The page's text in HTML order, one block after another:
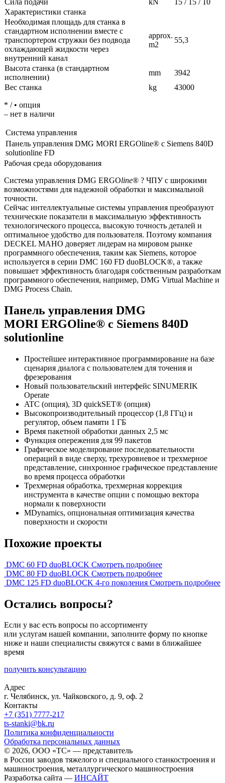
Сила подачи kN
15 / 15 / 10
Характеристики станка
Необходимая площадь для станка в
стандартном исполнении вместе с
транспортером стружки без подвода
охлаждающей жидкости через
внутренний канал
approx.
m2
55,3
Высота станка (в стандартном
исполнении)
mm
3942
Вес станка
kg 43000
* / • опция
– нет в наличи
Система управления
Панель управления DMG MORI ERGOline® с Siemens 840D
solutionline FD
Рабочая среда оборудования
Система управления DMG ERGOline® ? ЧПУ с широкими
возможностями для надежной обработки и максимальной
точности.
Сейчас интеллектуальные системы управления преобразуют
технические показатели в максимальную эффективность
технологического процесса, высокую точность деталей и
оптимальное удобство для пользователя. Поэтому компания
DECKEL MAHO доверяет лидерам на мировом рынке
программного обеспечения, таким как Siemens, которое
используется в серии DMC 160 FD duoBLOCK®, а также
повышает эффективность благодаря собственным разработкам
программного обеспечения, например, DMG Virtual Machine и
DMG Process Chain.
Панель управления DMG
MORI ERGOline® с Siemens 840D
solutionline
Простейшее интерактивное программирование на базе
сценария диалога с пользователем для точения и
фрезерования
Новый пользовательский интерфейс SINUMERIK
Operate
ATC (опция), 3D quickSET® (опция)
Высокопроизводительный процессор (1,8 ГГц) и
регулятор, объем памяти 1 ГБ
Время пакетной обработки данных 2,5 мс
Функция опережения для 99 пакетов
Графическое моделирование последовательности
операций в виде сверху, трехуровневое и трехмерное
представление, синхронное графическое представление
во время процесса обработки
Трехмерная обработка, трехмерная коррекция
инструмента в качестве опции с помощью вектора
нормали к поверхности
MDynamics, опциональная оптимизация качества
поверхности и скорости
Похожие проекты
DMC 60 FD duoBLOCK Смотреть подробнее
DMC 80 FD duoBLOCK Смотреть подробнее
DMC 125 FD duoBLOCK 4-го поколения Смотреть подробнее
Остались вопросы?
Если у вас есть вопросы по ассортименту
или услугам нашей компании, заполните форму по кнопке
ниже и наши специалисты свяжутся с вами в ближайшее
время
получить консультацию
Адрес
г. Челябинск, ул. Чайковского, д. 9, оф. 2
Контакты
+7 (351) 7777-217
ts-stanki@bk.ru
Политика конфиденциальности
Обработка персональных данных
© 2026, ООО «ТС» — представитель
в России заводов тяжелого и специального станкостроения и
машиностроения, металлургического машиностроения
Разработка сайта — ИНСАЙТ